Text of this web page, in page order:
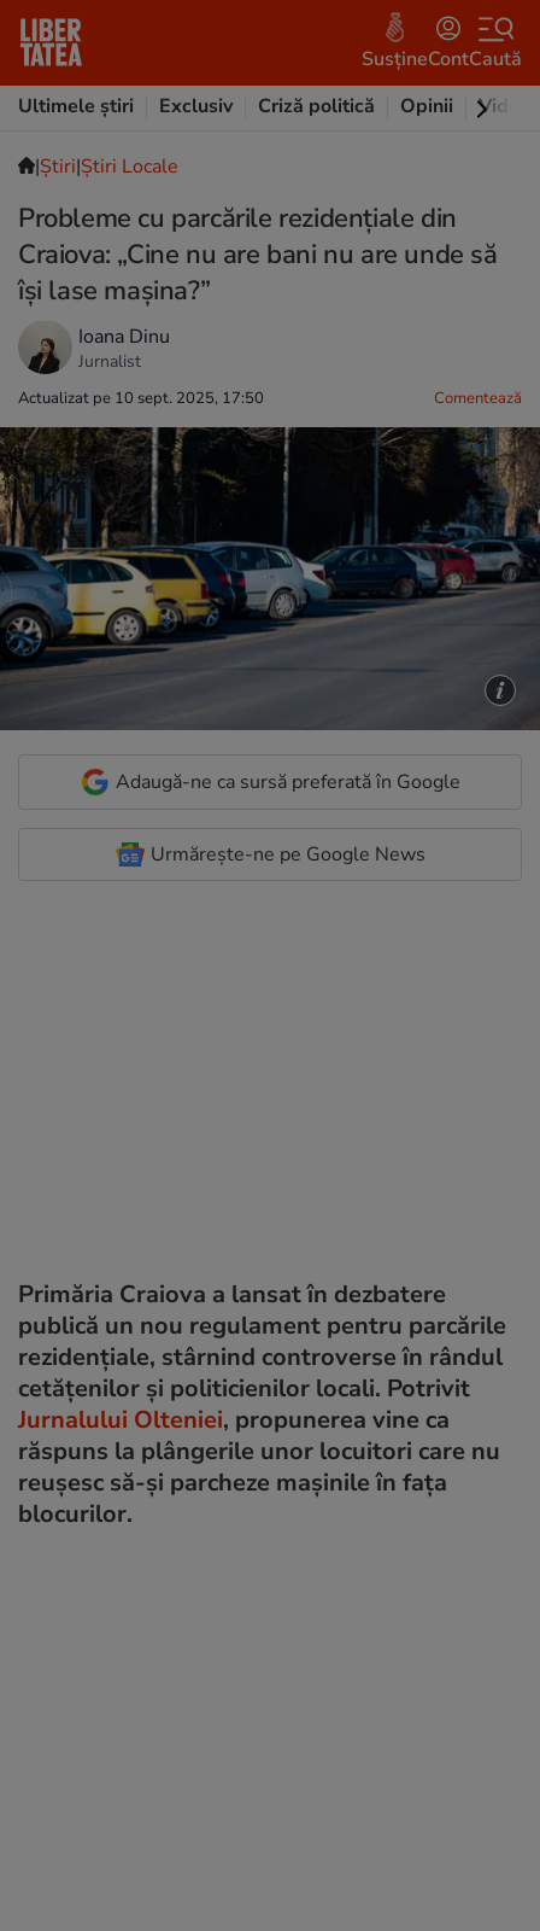
SusțineContCaută
Ultimele știri
Exclusiv Criză politică Opinii Video
|Ştiri|Știri Locale
Probleme cu parcările rezidențiale din
Craiova: „Cine nu are bani nu are unde să
își lase mașina?”
Ioana Dinu
Jurnalist
Actualizat pe 10 sept. 2025, 17:50 Comentează
Adaugă-ne ca sursă preferată în Google
Urmărește-ne pe Google News
Primăria Craiova a lansat în dezbatere
publică un nou regulament pentru parcările
rezidențiale, stârnind controverse în rândul
cetățenilor și politicienilor locali. Potrivit
Jurnalului Olteniei, propunerea vine ca
răspuns la plângerile unor locuitori care nu
reușesc să-și parcheze mașinile în fața
blocurilor.